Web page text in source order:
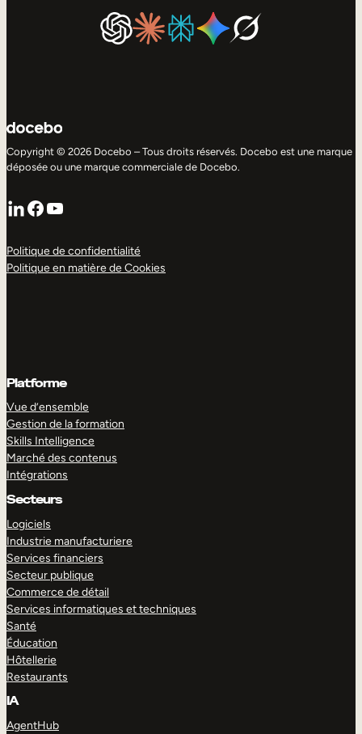
Copyright © 2026 Docebo – Tous droits réservés. Docebo est une marque
déposée ou une marque commerciale de Docebo.
LinkedIn
Facebook
YouTube
Politique de confidentialité
Politique en matière de Cookies
Platforme
Vue d’ensemble
Gestion de la formation
Skills Intelligence
Marché des contenus
Intégrations
Secteurs
Logiciels
Industrie manufacturiere
Services financiers
Secteur publique
Commerce de détail
Services informatiques et techniques
Santé
Éducation
Hôtellerie
Restaurants
IA
AgentHub